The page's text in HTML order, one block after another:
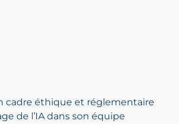
cadre éthique et réglementaire
de l’IA dans son équipe